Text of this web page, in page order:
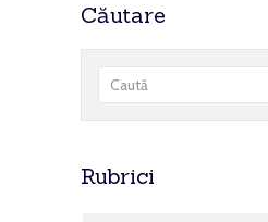
Căutare
Rubrici